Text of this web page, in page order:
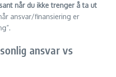
når du ikke trenger å ta ut
ansvar/finansiering er
ansvar vs